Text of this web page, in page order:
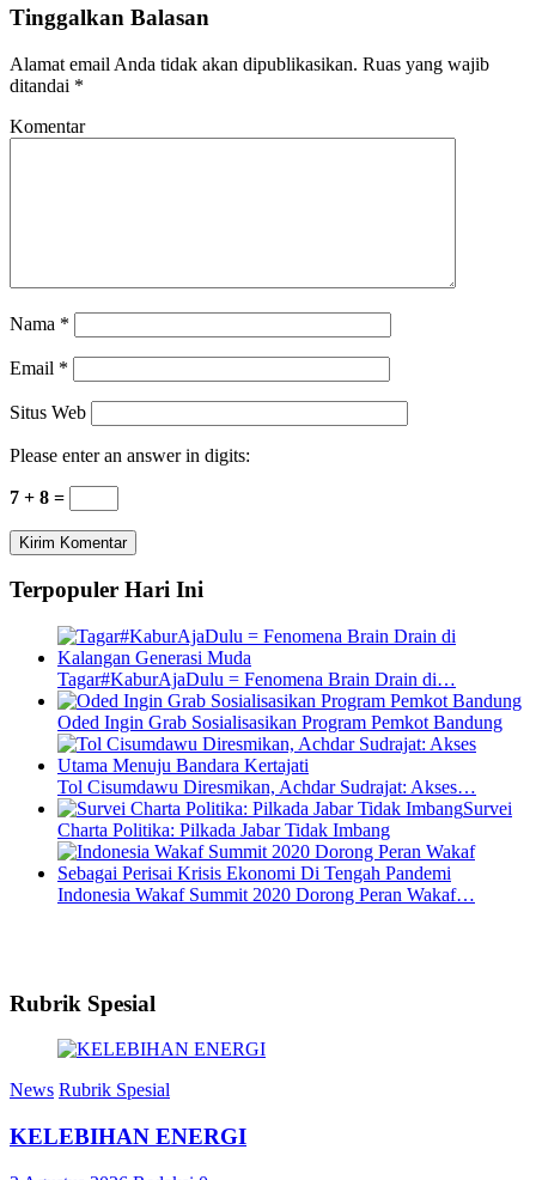
Tinggalkan Balasan
Alamat email Anda tidak akan dipublikasikan. Ruas yang wajib
ditandai *
Komentar
Nama *
Email *
Situs Web
Please enter an answer in digits:
7 + 8 =
Terpopuler Hari Ini
Tagar#KaburAjaDulu = Fenomena Brain Drain di…
Oded Ingin Grab Sosialisasikan Program Pemkot Bandung
Tol Cisumdawu Diresmikan, Achdar Sudrajat: Akses…
Survei
Charta Politika: Pilkada Jabar Tidak Imbang
Indonesia Wakaf Summit 2020 Dorong Peran Wakaf…
Rubrik Spesial
News Rubrik Spesial
KELEBIHAN ENERGI